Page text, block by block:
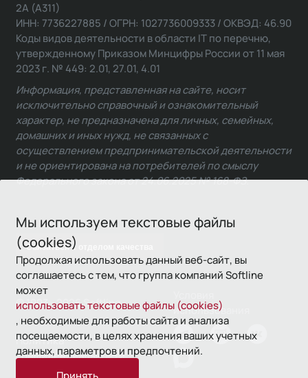
Мы используем текстовые файлы
(cookies)
Продолжая использовать данный веб-сайт, вы
соглашаетесь с тем, что группа компаний Softline
может
использовать текстовые файлы (cookies)
, необходимые для работы сайта и анализа
посещаемости, в целях хранения ваших учетных
данных, параметров и предпочтений.
Связаться с отделом качества
2А (А311)
ИНН: 7736227885 / ОГРН: 1027736009333 / ОКВЭД: 46.90
Коды видов деятельности в области IT по перечню,
утвержденному Приказом Минцифры России от 11 мая
2023 г. № 449: 2.01, 27.01, 4.01
Информация, представленная на сайте, носит
исключительно справочный и ознакомительный
характер, не предназначена для личных, семейных,
домашних и иных нужд, не связанных с
осуществлением предпринимательской деятельности
и не ориентирована на потребителей по смыслу
Федерального закона от 24.06.2025 № 168-ФЗ.
© 1993—2026 Softline
использования
Политика
конфиденциальности